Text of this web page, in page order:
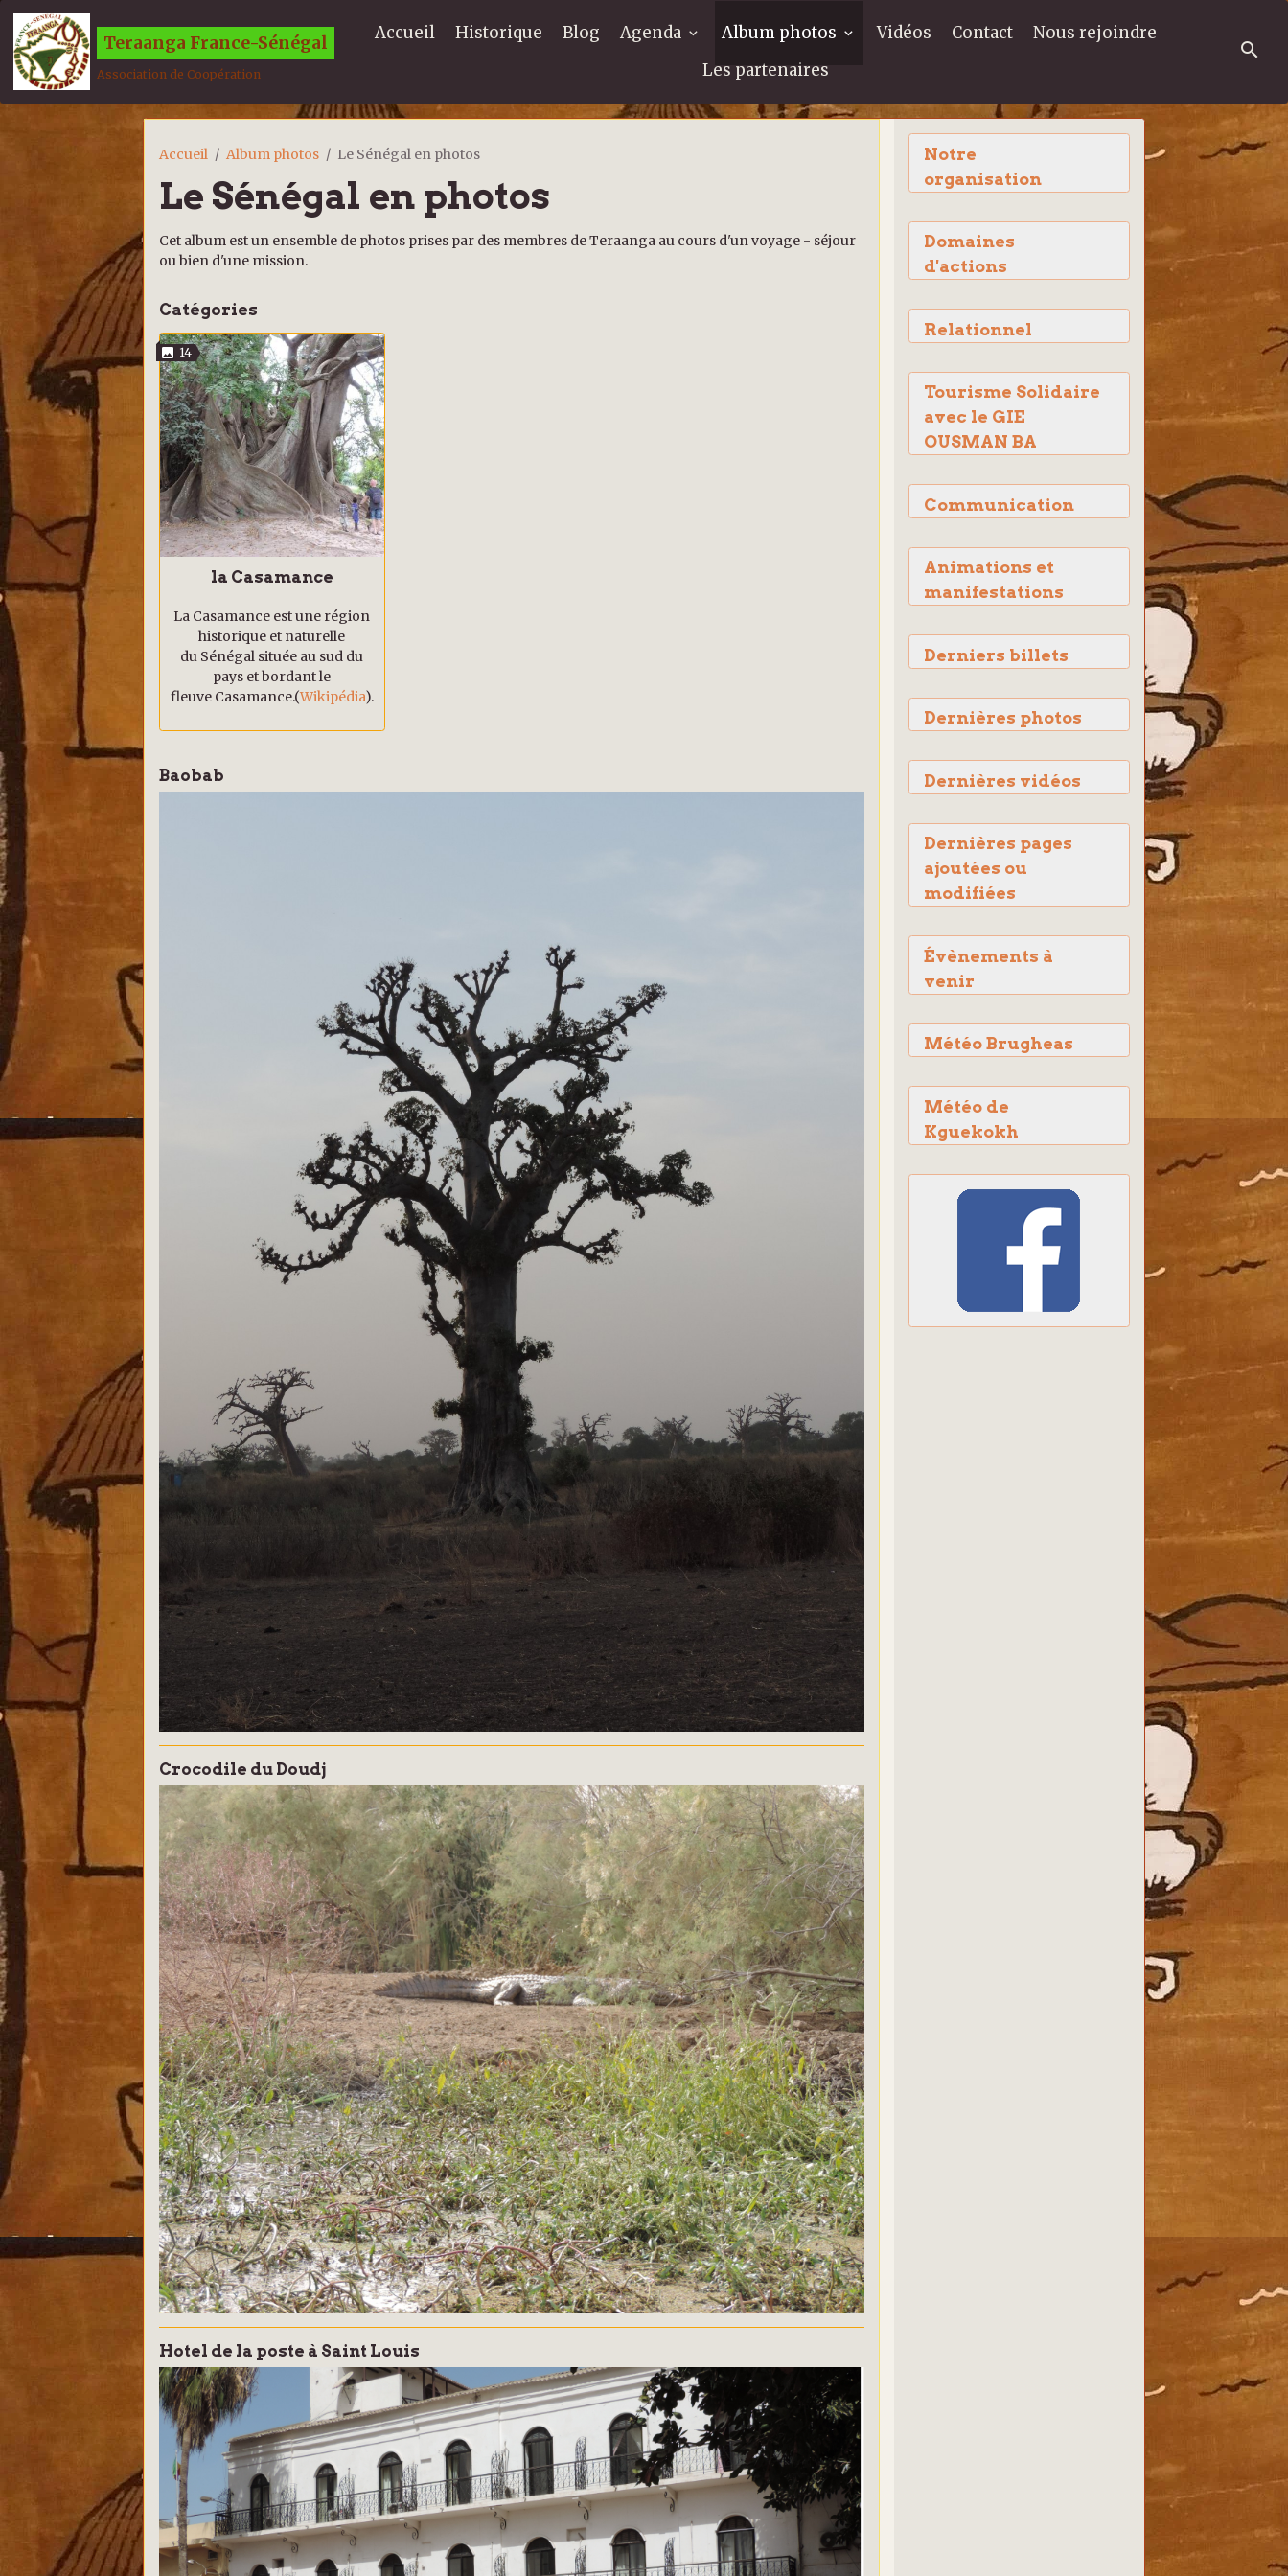
Teraanga France-Sénégal
Association de Coopération
Accueil Historique Blog Agenda Album photos Vidéos Contact
Nous rejoindre
Les partenaires
Accueil Album photos Le Sénégal en photos
Le Sénégal en photos
Cet album est un ensemble de photos prises par des membres de Teraanga au cours d'un voyage - séjour
ou bien d'une mission.
Catégories
14
la Casamance
La Casamance est une région
historique et naturelle
du Sénégal située au sud du
pays et bordant le
fleuve Casamance.(Wikipédia).
Baobab
Crocodile du Doudj
Hotel de la poste à Saint Louis
Notre
organisation
Domaines
d'actions
Relationnel
Tourisme Solidaire
avec le GIE
OUSMAN BA
Communication
Animations et
manifestations
Derniers billets
Dernières photos
Dernières vidéos
Dernières pages
ajoutées ou
modifiées
Évènements à
venir
Météo Brugheas
Météo de
Kguekokh